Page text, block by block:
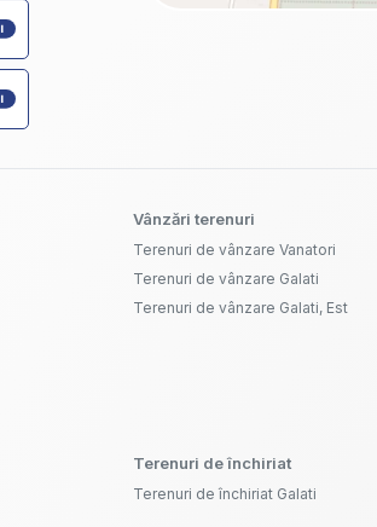
Vânzări terenuri
Terenuri de vânzare Vanatori
Terenuri de vânzare Galati
Terenuri de vânzare Galati, Est
Terenuri de închiriat
Terenuri de închiriat Galati